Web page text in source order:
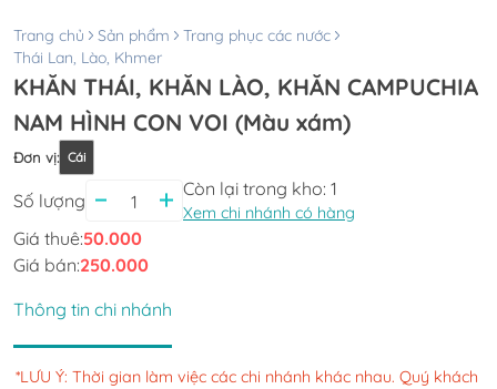
Trang chủ Sản phẩm
Trang phục các nước
Thái Lan, Lào, Khmer
KHĂN THÁI, KHĂN LÀO, KHĂN CAMPUCHIA
NAM HÌNH CON VOI (Màu xám)
Đơn vị: Cái
Số lượng
Còn lại trong kho: 1
Xem chi nhánh có hàng
Giá thuê:50.000
Giá bán:250.000
Thông tin chi nhánh
*LƯU Ý: Thời gian làm việc các chi nhánh khác nhau. Quý khách